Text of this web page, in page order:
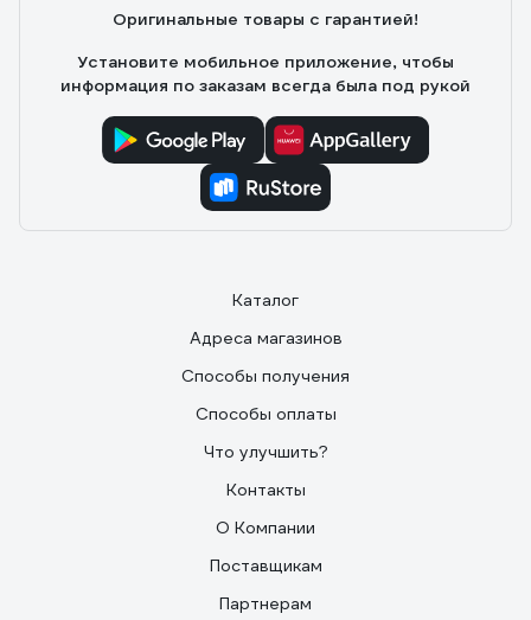
Оригинальные товары с гарантией!
Установите мобильное приложение, чтобы
информация по заказам всегда была под рукой
Каталог
Адреса магазинов
Способы получения
Способы оплаты
Что улучшить?
Контакты
О Компании
Поставщикам
Партнерам